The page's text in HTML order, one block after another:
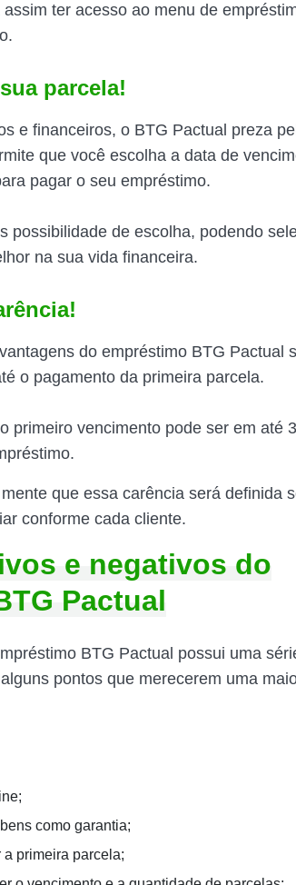
ter acesso ao menu de
parcela!
e financeiros, o BTG Pactual preza
que você escolha a data de
pagar o seu empréstimo.
possibilidade de escolha, podendo
na sua vida financeira.
do empréstimo BTG Pactual
o pagamento da primeira parcela.
primeiro vencimento pode ser em até
que essa carência será definida
conforme cada cliente.
e negativos do
Pactual
BTG Pactual possui uma
pontos que merecerem uma
como garantia;
primeira parcela;